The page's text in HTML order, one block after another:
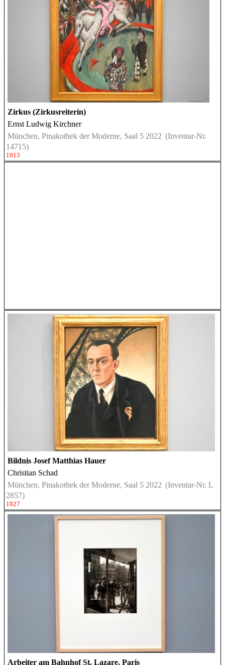
Zirkus (Zirkusreiterin)
Ernst Ludwig Kirchner
München, Pinakothek der Moderne, Saal 5 2022 (Inventar-Nr.
14715)
1913
Bildnis Josef Matthias Hauer
Christian Schad
München, Pinakothek der Moderne, Saal 5 2022 (Inventar-Nr. L
2857)
1927
Arbeiter am Bahnhof St. Lazare, Paris